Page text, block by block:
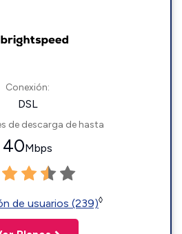
Conexión:
DSL
de descarga de hasta
40Mbps
de usuarios (239)◊